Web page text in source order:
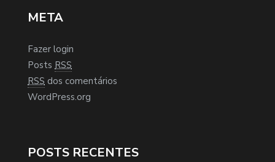
META
Fazer login
Posts RSS
RSS dos comentários
WordPress.org
POSTS RECENTES